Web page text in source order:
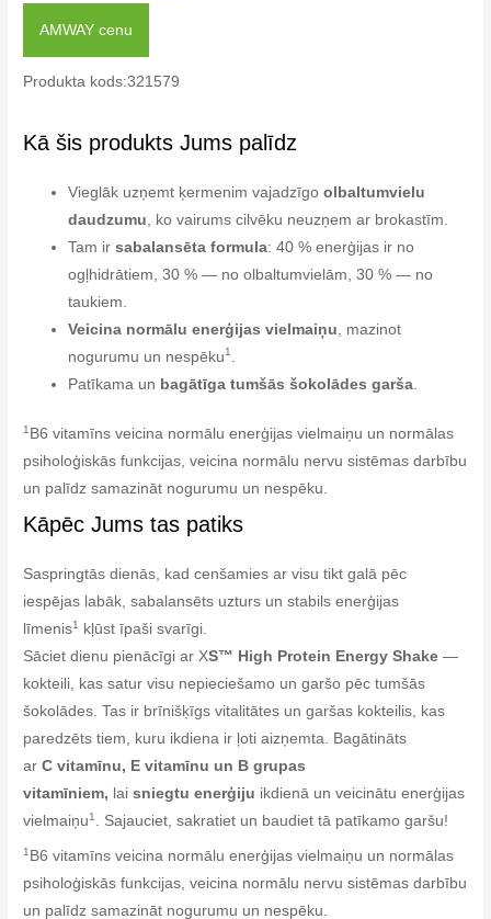
AMWAY cenu
Produkta kods:321579
Kā šis produkts Jums palīdz
Vieglāk uzņemt ķermenim vajadzīgoolbaltumvielu
daudzumu , ko vairums cilvēku neuzņem ar brokastīm.
Tam irsabalansēta formula: 40 % enerģijas ir no
ogļhidrātiem, 30 % — no olbaltumvielām, 30 % — no
taukiem.
Veicina normālu enerģijas vielmaiņu , mazinot
nogurumu un nespēku1
Patīkama un bagātīga tumšās šokolādes garša
1 B6 vitamīns veicina normālu enerģijas vielmaiņu un normālas
psiholoģiskās funkcijas, veicina normālu nervu sistēmas darbību
un palīdz samazināt nogurumu un nespēku.
Kāpēc Jums tas patiks
Saspringtās dienās, kad cenšamies ar visu tikt galā pēc
iespējas labāk, sabalansēts uzturs un stabils enerģijas
līmenis1
kļūst īpaši svarīgi.
Sāciet dienu pienācīgi ar XS™ High Protein Energy Shake —
kokteili, kas satur visu nepieciešamo un garšo pēc tumšās
šokolādes. Tas ir brīnišķīgs vitalitātes un garšas kokteilis, kas
paredzēts tiem, kuru ikdiena ir ļoti aizņemta. Bagātināts
arC vitamīnu, E vitamīnu un B grupas
vitamīniem, laisniegtu enerģiju ikdienā un veicinātu enerģijas
vielmaiņu1 . Sajauciet, sakratiet un baudiet tā patīkamo garšu!
1 B6 vitamīns veicina normālu enerģijas vielmaiņu un normālas
psiholoģiskās funkcijas, veicina normālu nervu sistēmas darbību
un palīdz samazināt nogurumu un nespēku.